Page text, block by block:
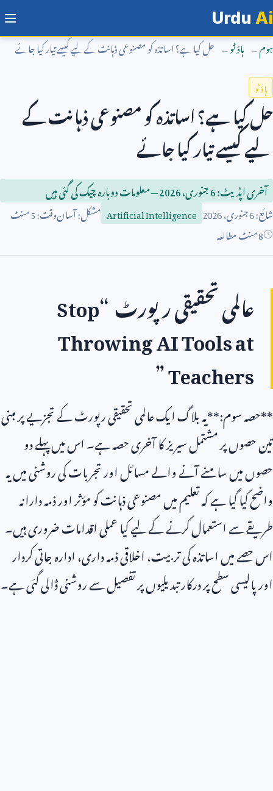
Urdu Ai
ہوم ہاؤ ٹو حل کیا ہے؟ اساتذہ کو مصنوعی ذہانت کے لیے کیسے تیار کیا جائے
ہاؤ ٹو
حل کیا ہے؟ اساتذہ کو مصنوعی ذہانت کے
لیے کیسے تیار کیا جائے
آخری اپڈیٹ:6جنوری،2026— معلومات دوبارہ چیک کی گئی ہیں
شائع:6جنوری،2026
Artificial Intelligence مشکل: آسانوقت:5منٹ
8 منٹ مطالعہ
عالمی تحقیقی رپورٹ “Stop
Throwing AI Tools at
Teachers
”
**حصہ سوم:**یہ بلاگ ایک عالمی تحقیقی رپورٹ کے تجزیے پر مبنی
تین حصوں پر مشتمل سیریز کا آخری حصہ ہے۔ اس میں پہلے دو
حصوں میں سامنے آنے والے مسائل اور تجربات کی روشنی میں یہ
واضح کیا گیا ہے کہ تعلیم میں مصنوعی ذہانت کو مؤثر اور ذمہ دارانہ
طریقے سے استعمال کرنے کے لیے کیا عملی اقدامات ضروری ہیں۔
اس حصے میں اساتذہ کی تربیت، اخلاقی ذمہ داری، ادارہ جاتی کردار
اور پالیسی سطح پر درکار تبدیلیوں پر تفصیل سے روشنی ڈالی گئی ہے۔